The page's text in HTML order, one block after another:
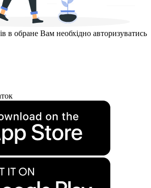
в обране Вам необхідно авторизуватись